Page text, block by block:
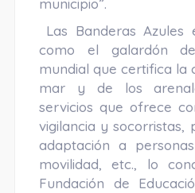
municipio”.
Las Banderas Azules
como el galardón
mundial que certifica la
mar y de los
servicios que ofrece
vigilancia y socorristas,
adaptación a
movilidad, etc., lo
Fundación de